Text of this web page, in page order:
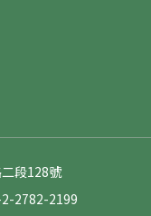
段128號
2-2782-2199